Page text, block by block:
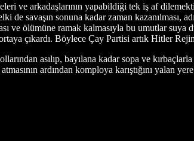
ve arkadaşlarının yapabildiği tek iş af
de savaşın sonuna kadar zaman
ve ölümüne ramak kalmasıyla bu umutlar
çıkardı. Böylece Çay Partisi artık Hitler
asılıp, bayılana kadar sopa ve
ardından komploya karıştığını yalan